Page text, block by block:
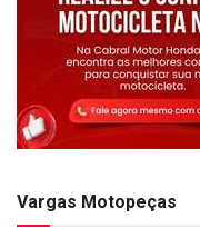
Vargas Motopeças